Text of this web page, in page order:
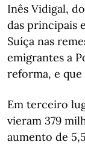
Inês Vidigal,
das principais
Suíça nas
emigrantes a
reforma, e que
Em terceiro
vieram 379
aumento de